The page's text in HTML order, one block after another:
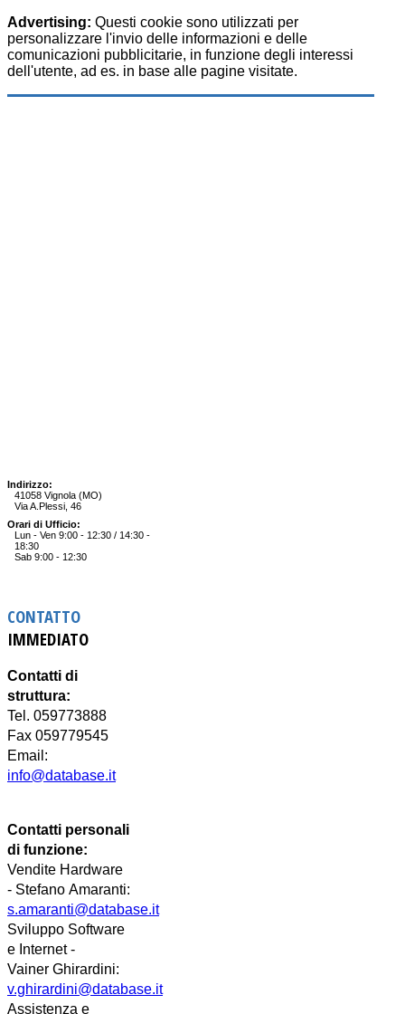
Advertising: Questi cookie sono utilizzati per
personalizzare l'invio delle informazioni e delle
comunicazioni pubblicitarie, in funzione degli interessi
dell'utente, ad es. in base alle pagine visitate.
Indirizzo:
41058 Vignola (MO)
Via A.Plessi, 46
Orari di Ufficio:
Lun - Ven 9:00 - 12:30 / 14:30 -
18:30
Sab 9:00 - 12:30
CONTATTO
IMMEDIATO
Contatti di
struttura:
Tel. 059773888
Fax 059779545
Email:
info@database.it
Contatti personali
di funzione:
Vendite Hardware
- Stefano Amaranti:
s.amaranti@database.it
Sviluppo Software
e Internet -
Vainer Ghirardini:
v.ghirardini@database.it
Assistenza e